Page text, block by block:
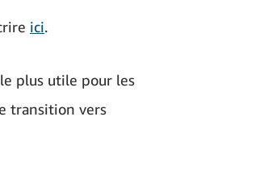
ici.
plus utile pour les
transition vers